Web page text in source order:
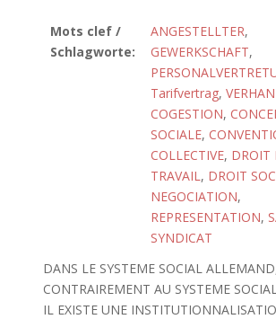
Mots clef /
Schlagworte:
ANGESTELLTER,
GEWERKSCHAFT,
Tarifvertrag,
COGESTION,
SOCIALE,
COLLECTIVE, DROIT
TRAVAIL, DROIT
NEGOCIATION,
REPRESENTATION,
SYNDICAT
DANS LE SYSTEME SOCIAL
CONTRAIREMENT AU SYSTEME
IL EXISTE UNE